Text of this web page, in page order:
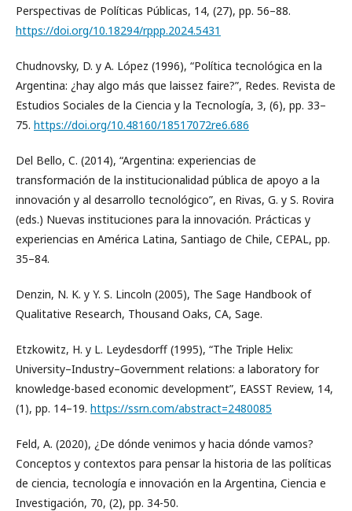
Perspectivas de Políticas Públicas, 14, (27), pp. 56–88.
https://doi.org/10.18294/rppp.2024.5431
Chudnovsky, D. y A. López (1996), “Política tecnológica en la
Argentina: ¿hay algo más que laissez faire?”, Redes. Revista de
Estudios Sociales de la Ciencia y la Tecnología, 3, (6), pp. 33–
75. https://doi.org/10.48160/18517072re6.686
Del Bello, C. (2014), “Argentina: experiencias de
transformación de la institucionalidad pública de apoyo a la
innovación y al desarrollo tecnológico”, en Rivas, G. y S. Rovira
(eds.) Nuevas instituciones para la innovación. Prácticas y
experiencias en América Latina, Santiago de Chile, CEPAL, pp.
35–84.
Denzin, N. K. y Y. S. Lincoln (2005), The Sage Handbook of
Qualitative Research, Thousand Oaks, CA, Sage.
Etzkowitz, H. y L. Leydesdorff (1995), “The Triple Helix:
University–Industry–Government relations: a laboratory for
knowledge-based economic development”, EASST Review, 14,
(1), pp. 14–19. https://ssrn.com/abstract=2480085
Feld, A. (2020), ¿De dónde venimos y hacia dónde vamos?
Conceptos y contextos para pensar la historia de las políticas
de ciencia, tecnología e innovación en la Argentina, Ciencia e
Investigación, 70, (2), pp. 34-50.